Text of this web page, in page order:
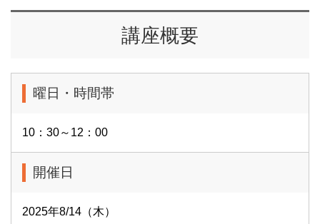
講座概要
曜日・時間帯
10：30～12：00
開催日
2025年8/14（木）